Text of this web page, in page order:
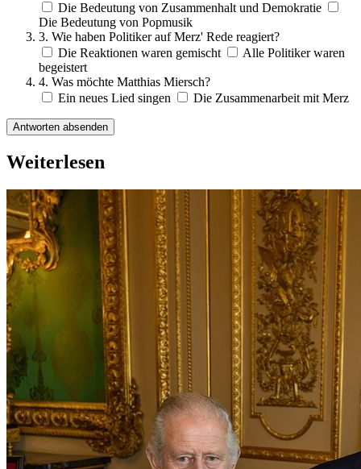
Die Bedeutung von Zusammenhalt und Demokratie
Die Bedeutung von Popmusik
3. Wie haben Politiker auf Merz' Rede reagiert?
Die Reaktionen waren gemischt
Alle Politiker waren
begeistert
4. Was möchte Matthias Miersch?
Ein neues Lied singen
Die Zusammenarbeit mit Merz
Antworten absenden
Weiterlesen